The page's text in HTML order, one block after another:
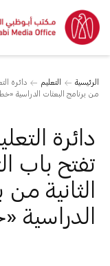
الرئيسية التعليم
دائرة
من برنامج البعثات الدراسية
دائرة
تفتح باب
الثانية من
الدراسية